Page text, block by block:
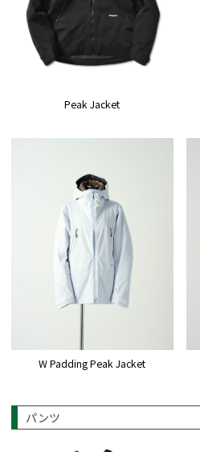
Peak Jacket
W Padding Peak Jacket
パンツ